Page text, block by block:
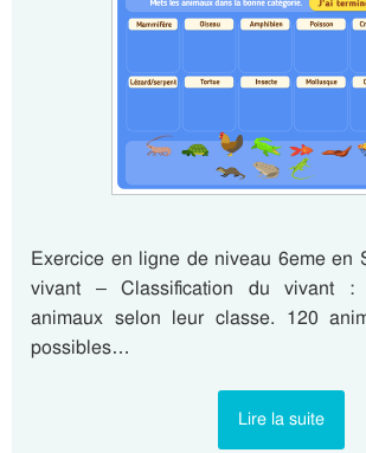
Exercice en ligne de niveau 6eme en
vivant – Classification du vivant :
animaux selon leur classe. 120
possibles…
Lire la suite